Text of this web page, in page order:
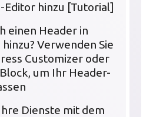
Editor hinzu [Tutorial]
einen Header in
Verwenden Sie
Customizer oder
um Ihr Header-
Dienste mit dem